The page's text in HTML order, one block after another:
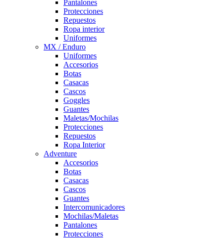
Pantalones
Protecciones
Repuestos
Ropa interior
Uniformes
MX / Enduro
Uniformes
Accesorios
Botas
Casacas
Cascos
Goggles
Guantes
Maletas/Mochilas
Protecciones
Repuestos
Ropa Interior
Adventure
Accesorios
Botas
Casacas
Cascos
Guantes
Intercomunicadores
Mochilas/Maletas
Pantalones
Protecciones